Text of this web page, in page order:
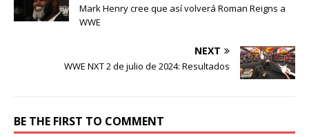
Mark Henry cree que así volverá Roman Reigns a
WWE
NEXT
WWE NXT 2 de julio de 2024: Resultados
BE THE FIRST TO COMMENT